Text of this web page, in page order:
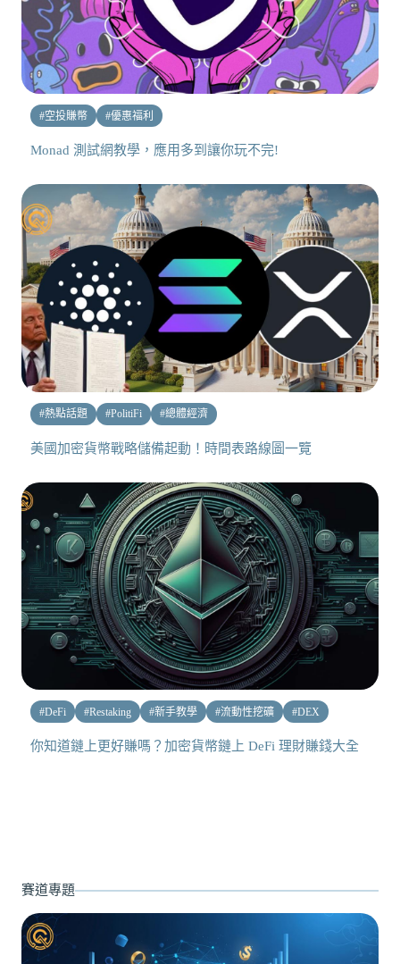
#空投賺幣 #優惠福利
Monad 測試網教學，應用多到讓你玩不完!
#熱點話題 #PolitiFi #總體經濟
美國加密貨幣戰略儲備起動！時間表路線圖一覽
#DeFi #Restaking #新手教學 #流動性挖礦 #DEX
你知道鏈上更好賺嗎？加密貨幣鏈上 DeFi 理財賺錢大全
賽道專題